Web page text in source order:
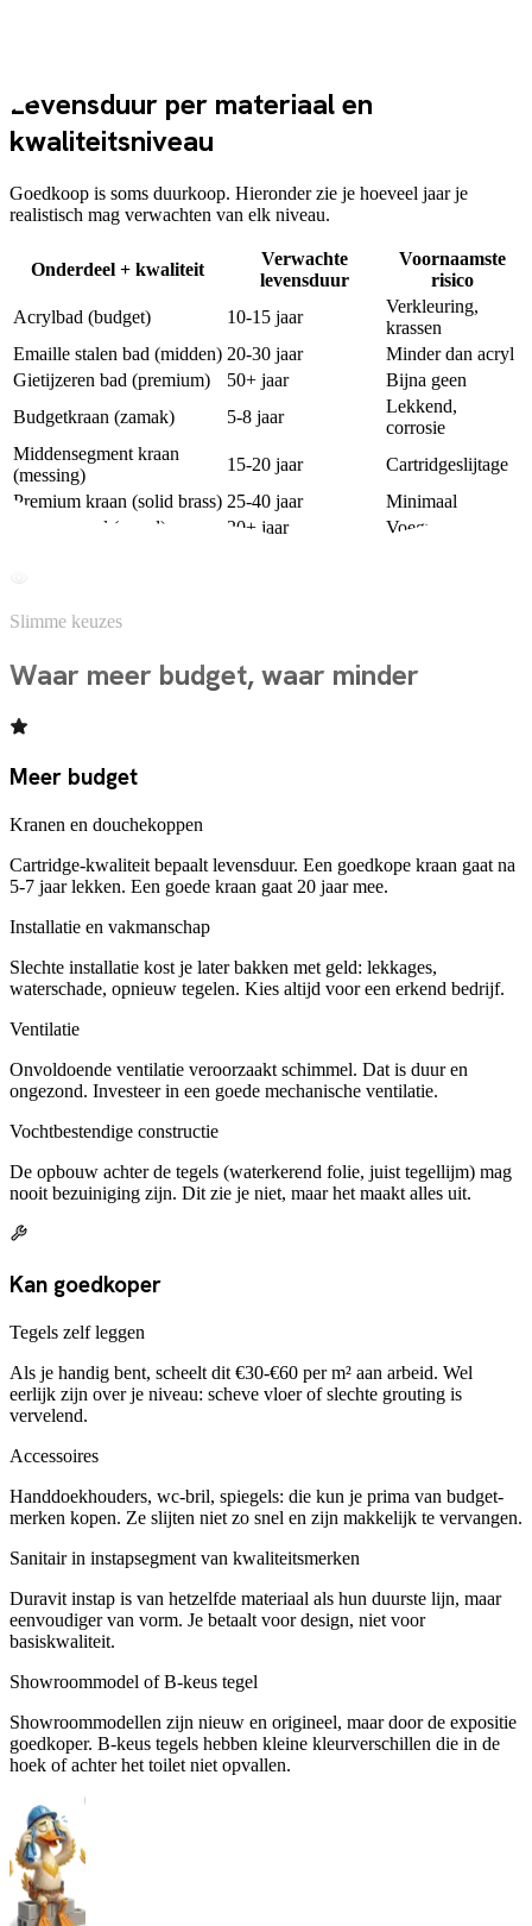
Levensduur per materiaal en
kwaliteitsniveau
Goedkoop is soms duurkoop. Hieronder zie je hoeveel jaar je
realistisch mag verwachten van elk niveau.
Onderdeel + kwaliteit
Verwachte
levensduur
Voornaamste
risico
Acrylbad (budget)
10-15 jaar
Verkleuring,
krassen
Emaille stalen bad (midden) 20-30 jaar
Minder dan acryl
Gietijzeren bad (premium)
50+ jaar
Bijna geen
Budgetkraan (zamak)
5-8 jaar
Lekkend,
corrosie
Middensegment kraan
(messing)
15-20 jaar
Cartridgeslijtage
Premium kraan (solid brass) 25-40 jaar
Minimaal
Budget tegel (wand)
20+ jaar
Voegverkleuring
Slimme keuzes
Waar meer budget, waar minder
Meer budget
Kranen en douchekoppen
Cartridge-kwaliteit bepaalt levensduur. Een goedkope kraan gaat na
5-7 jaar lekken. Een goede kraan gaat 20 jaar mee.
Installatie en vakmanschap
Slechte installatie kost je later bakken met geld: lekkages,
waterschade, opnieuw tegelen. Kies altijd voor een erkend bedrijf.
Ventilatie
Onvoldoende ventilatie veroorzaakt schimmel. Dat is duur en
ongezond. Investeer in een goede mechanische ventilatie.
Vochtbestendige constructie
De opbouw achter de tegels (waterkerend folie, juist tegellijm) mag
nooit bezuiniging zijn. Dit zie je niet, maar het maakt alles uit.
Kan goedkoper
Tegels zelf leggen
Als je handig bent, scheelt dit €30-€60 per m² aan arbeid. Wel
eerlijk zijn over je niveau: scheve vloer of slechte grouting is
vervelend.
Accessoires
Handdoekhouders, wc-bril, spiegels: die kun je prima van budget-
merken kopen. Ze slijten niet zo snel en zijn makkelijk te vervangen.
Sanitair in instapsegment van kwaliteitsmerken
Duravit instap is van hetzelfde materiaal als hun duurste lijn, maar
eenvoudiger van vorm. Je betaalt voor design, niet voor
basiskwaliteit.
Showroommodel of B-keus tegel
Showroommodellen zijn nieuw en origineel, maar door de expositie
goedkoper. B-keus tegels hebben kleine kleurverschillen die in de
hoek of achter het toilet niet opvallen.